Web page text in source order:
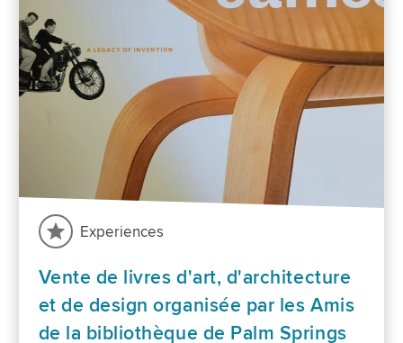
Experiences
Vente de livres d'art, d'architecture
et de design organisée par les Amis
de la bibliothèque de Palm Springs